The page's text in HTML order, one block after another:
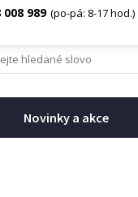
008 989 (po-pá: 8-17 hod.)
Novinky a akce